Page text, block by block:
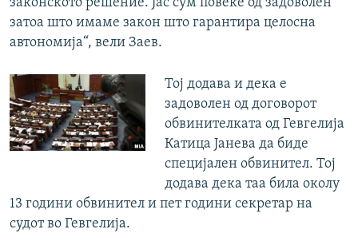
законското решение. Јас сум повеќе од задоволен
затоа што имаме закон што гарантира целосна
автономија“, вели Заев.
Тој додава и дека е
задоволен од договорот
обвинителката од Гевгелија
Катица Јанева да биде
специјален обвинител. Тој
додава дека таа била околу
13 години обвинител и пет години секретар на
судот во Гевгелија.